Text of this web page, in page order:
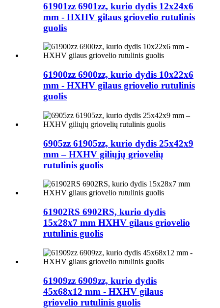
61901zz 6901zz, kurio dydis 12x24x6
mm - HXHV gilaus griovelio rutulinis
guolis
61900zz 6900zz, kurio dydis 10x22x6
mm - HXHV gilaus griovelio rutulinis
guolis
6905zz 61905zz, kurio dydis 25x42x9
mm – HXHV giliųjų griovelių
rutulinis guolis
61902RS 6902RS, kurio dydis
15x28x7 mm HXHV gilaus griovelio
rutulinis guolis
61909zz 6909zz, kurio dydis
45x68x12 mm - HXHV gilaus
griovelio rutulinis guolis